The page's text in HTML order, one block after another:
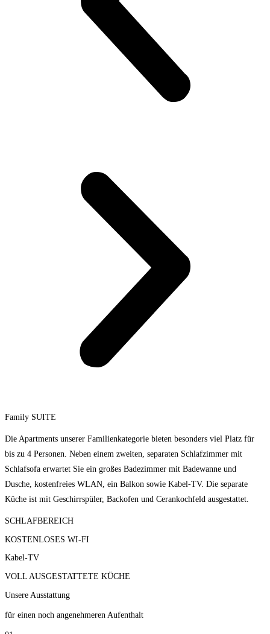
Family SUITE
Die Apartments unserer Familienkategorie bieten besonders viel Platz für
bis zu 4 Personen. Neben einem zweiten, separaten Schlafzimmer mit
Schlafsofa erwartet Sie ein großes Badezimmer mit Badewanne und
Dusche, kostenfreies WLAN, ein Balkon sowie Kabel-TV. Die separate
Küche ist mit Geschirrspüler, Backofen und Cerankochfeld ausgestattet.
SCHLAFBEREICH
KOSTENLOSES WI-FI
Kabel-TV
VOLL AUSGESTATTETE KÜCHE
Unsere Ausstattung
für einen noch angenehmeren Aufenthalt